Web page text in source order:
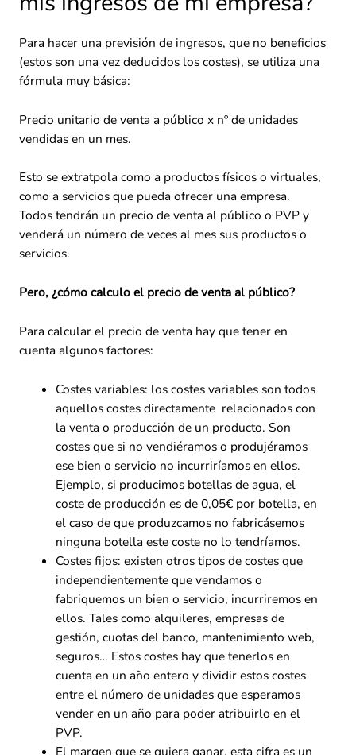
Para hacer una previsión de ingresos, que no beneficios
(estos son una vez deducidos los costes), se utiliza una
fórmula muy básica:
Precio unitario de venta a público x nº de unidades
vendidas en un mes.
Esto se extratpola como a productos físicos o virtuales,
como a servicios que pueda ofrecer una empresa.
Todos tendrán un precio de venta al público o PVP y
venderá un número de veces al mes sus productos o
servicios.
Pero, ¿cómo calculo el precio de venta al público?
Para calcular el precio de venta hay que tener en
cuenta algunos factores:
Costes variables: los costes variables son todos
aquellos costes directamente relacionados con
la venta o producción de un producto. Son
costes que si no vendiéramos o produjéramos
ese bien o servicio no incurriríamos en ellos.
Ejemplo, si producimos botellas de agua, el
coste de producción es de 0,05€ por botella, en
el caso de que produzcamos no fabricásemos
ninguna botella este coste no lo tendríamos.
Costes fijos: existen otros tipos de costes que
independientemente que vendamos o
fabriquemos un bien o servicio, incurriremos en
ellos. Tales como alquileres, empresas de
gestión, cuotas del banco, mantenimiento web,
seguros… Estos costes hay que tenerlos en
cuenta en un año entero y dividir estos costes
entre el número de unidades que esperamos
vender en un año para poder atribuirlo en el
PVP.
El margen que se quiera ganar, esta cifra es un